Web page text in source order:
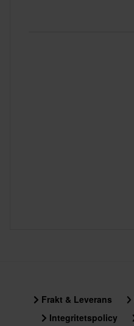
Frakt & Leverans
Integritetspolicy